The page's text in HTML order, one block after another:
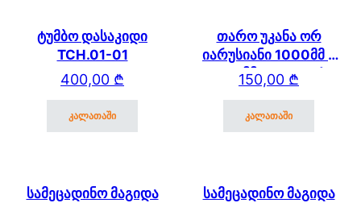
ტუმბო დასაკიდი
TCH.01-01
400,00 ₾
კალათაში
თარო უკანა ორ
იარუსიანი 1000მმ *
250 მმ (ეკო 100)
150,00 ₾
კალათაში
სამეცადინო მაგიდა
სამეცადინო მაგიდა